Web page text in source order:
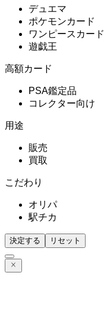
デュエマ
ポケモンカード
ワンピースカード
遊戯王
高額カード
PSA鑑定品
コレクター向け
用途
販売
買取
こだわり
オリパ
駅チカ
決定する リセット